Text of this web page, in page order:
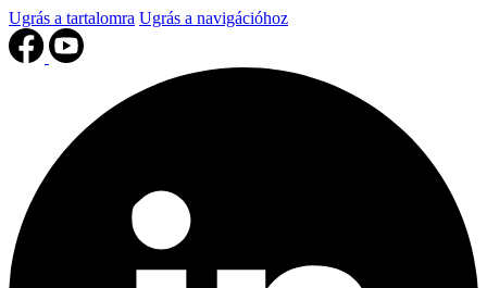
Ugrás a tartalomra Ugrás a navigációhoz